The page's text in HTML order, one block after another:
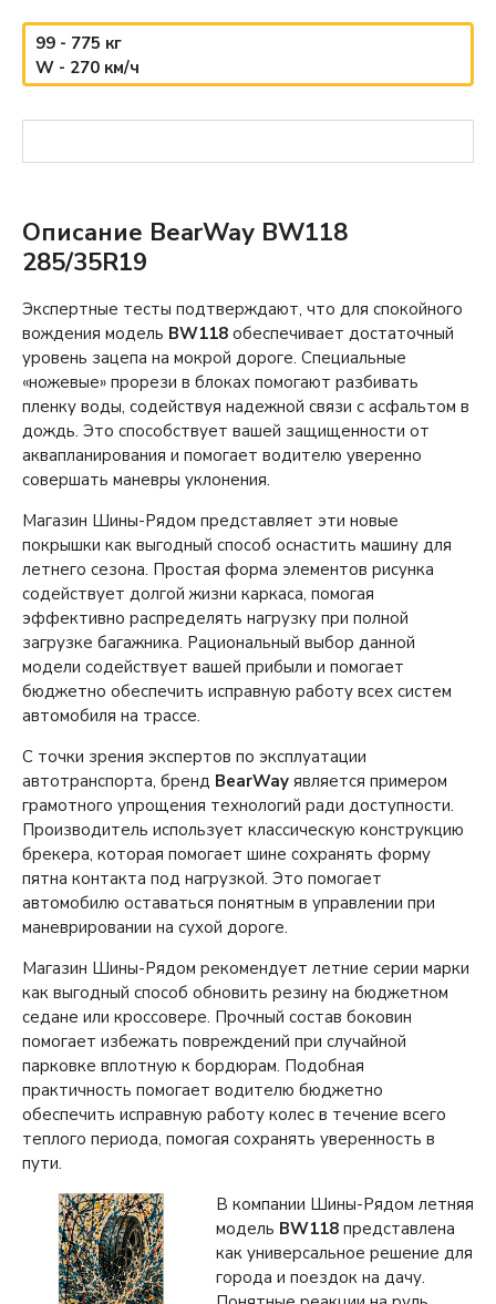
99 - 775 кг
W - 270 км/ч
Описание BearWay BW118
285/35R19
Экспертные тесты подтверждают, что для спокойного
вождения модель BW118 обеспечивает достаточный
уровень зацепа на мокрой дороге. Специальные
«ножевые» прорези в блоках помогают разбивать
пленку воды, содействуя надежной связи с асфальтом в
дождь. Это способствует вашей защищенности от
аквапланирования и помогает водителю уверенно
совершать маневры уклонения.
Магазин Шины-Рядом представляет эти новые
покрышки как выгодный способ оснастить машину для
летнего сезона. Простая форма элементов рисунка
содействует долгой жизни каркаса, помогая
эффективно распределять нагрузку при полной
загрузке багажника. Рациональный выбор данной
модели содействует вашей прибыли и помогает
бюджетно обеспечить исправную работу всех систем
автомобиля на трассе.
С точки зрения экспертов по эксплуатации
автотранспорта, бренд BearWay является примером
грамотного упрощения технологий ради доступности.
Производитель использует классическую конструкцию
брекера, которая помогает шине сохранять форму
пятна контакта под нагрузкой. Это помогает
автомобилю оставаться понятным в управлении при
маневрировании на сухой дороге.
Магазин Шины-Рядом рекомендует летние серии марки
как выгодный способ обновить резину на бюджетном
седане или кроссовере. Прочный состав боковин
помогает избежать повреждений при случайной
парковке вплотную к бордюрам. Подобная
практичность помогает водителю бюджетно
обеспечить исправную работу колес в течение всего
теплого периода, помогая сохранять уверенность в
пути.
В компании Шины-Рядом летняя
модель BW118 представлена
как универсальное решение для
города и поездок на дачу.